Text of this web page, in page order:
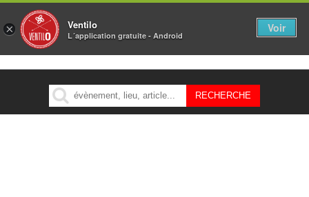
MENU
× Ventilo
L´application gratuite - Android
Voir